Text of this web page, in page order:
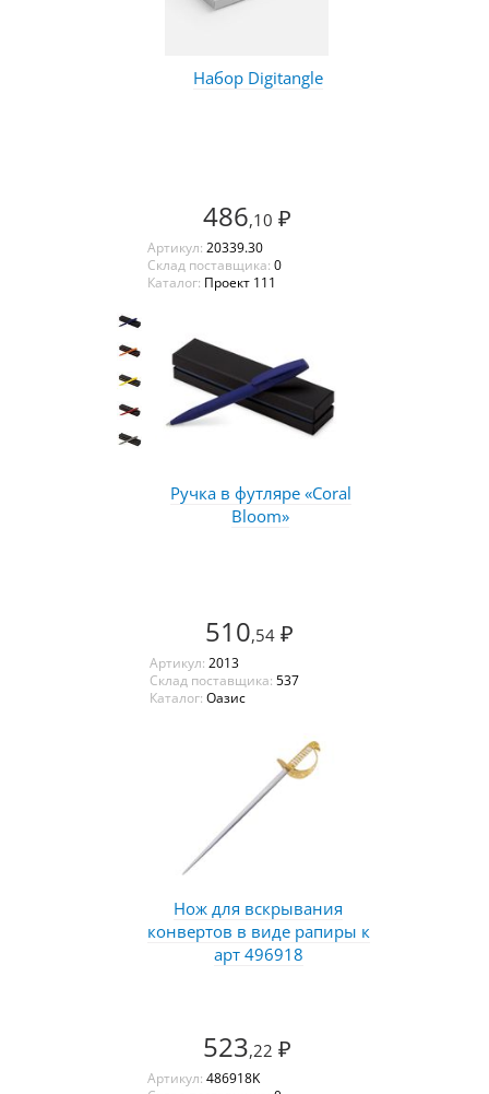
Набор Digitangle
486,10 ₽
Артикул: 20339.30
Склад поставщика: 0
Каталог: Проект 111
Ручка в футляре «Coral
Bloom»
510,54 ₽
Артикул: 2013
Склад поставщика: 537
Каталог: Оазис
Нож для вскрывания
конвертов в виде рапиры к
арт 496918
523,22 ₽
Артикул: 486918K